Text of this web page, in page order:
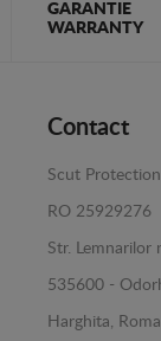
GARANTIE
WARRANTY
Contact
Scut Protection
RO 25929276
Str. Lemnarilor
535600 -
Harghita,